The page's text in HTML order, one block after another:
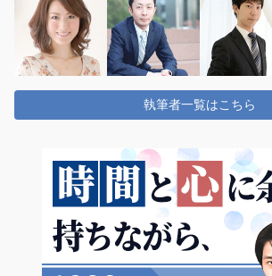
執筆者一覧はこちら